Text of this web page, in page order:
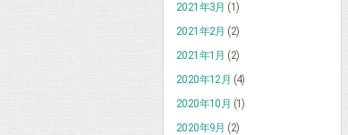
2021年3月 (1)
2021年2月 (2)
2021年1月 (2)
2020年12月 (4)
2020年10月 (1)
2020年9月 (2)